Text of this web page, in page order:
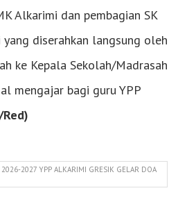
Alkarimi dan pembagian SK
yang diserahkan langsung oleh
ke Kepala Sekolah/Madrasah
mengajar bagi guru YPP
2026-2027 YPP ALKARIMI GRESIK GELAR DOA